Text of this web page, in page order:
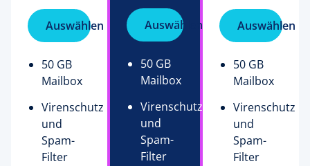
Auswählen
50 GB
Mailbox
Virenschutz
und
Spam-
Filter
Auswählen
50 GB
Mailbox
Virenschutz
und
Spam-
Filter
Auswählen
50 GB
Mailbox
Virenschutz
und
Spam-
Filter